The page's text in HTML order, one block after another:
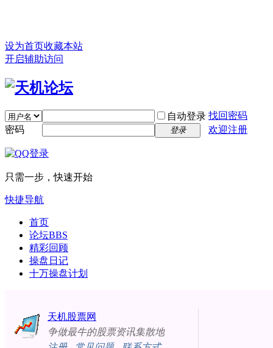
设为首页收藏本站
开启辅助访问
自动登录 找回密码
密码
登录 欢迎注册
只需一步，快速开始
快捷导航
首页
论坛BBS
精彩回顾
操盘日记
十万操盘计划
天机股票网
争做最牛的股票资讯集散地